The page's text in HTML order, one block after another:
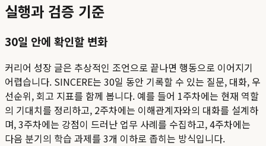
실행과 검증 기준
30일 안에 확인할 변화
커리어 성장 글은 추상적인 조언으로 끝나면 행동으로 이어지기
어렵습니다. SINCERE는 30일 동안 기록할 수 있는 질문, 대화, 우
선순위, 회고 지표를 함께 봅니다. 예를 들어 1주차에는 현재 역할
의 기대치를 정리하고, 2주차에는 이해관계자와의 대화를 설계하
며, 3주차에는 강점이 드러난 업무 사례를 수집하고, 4주차에는
다음 분기의 학습 과제를 3개 이하로 좁히는 방식입니다.